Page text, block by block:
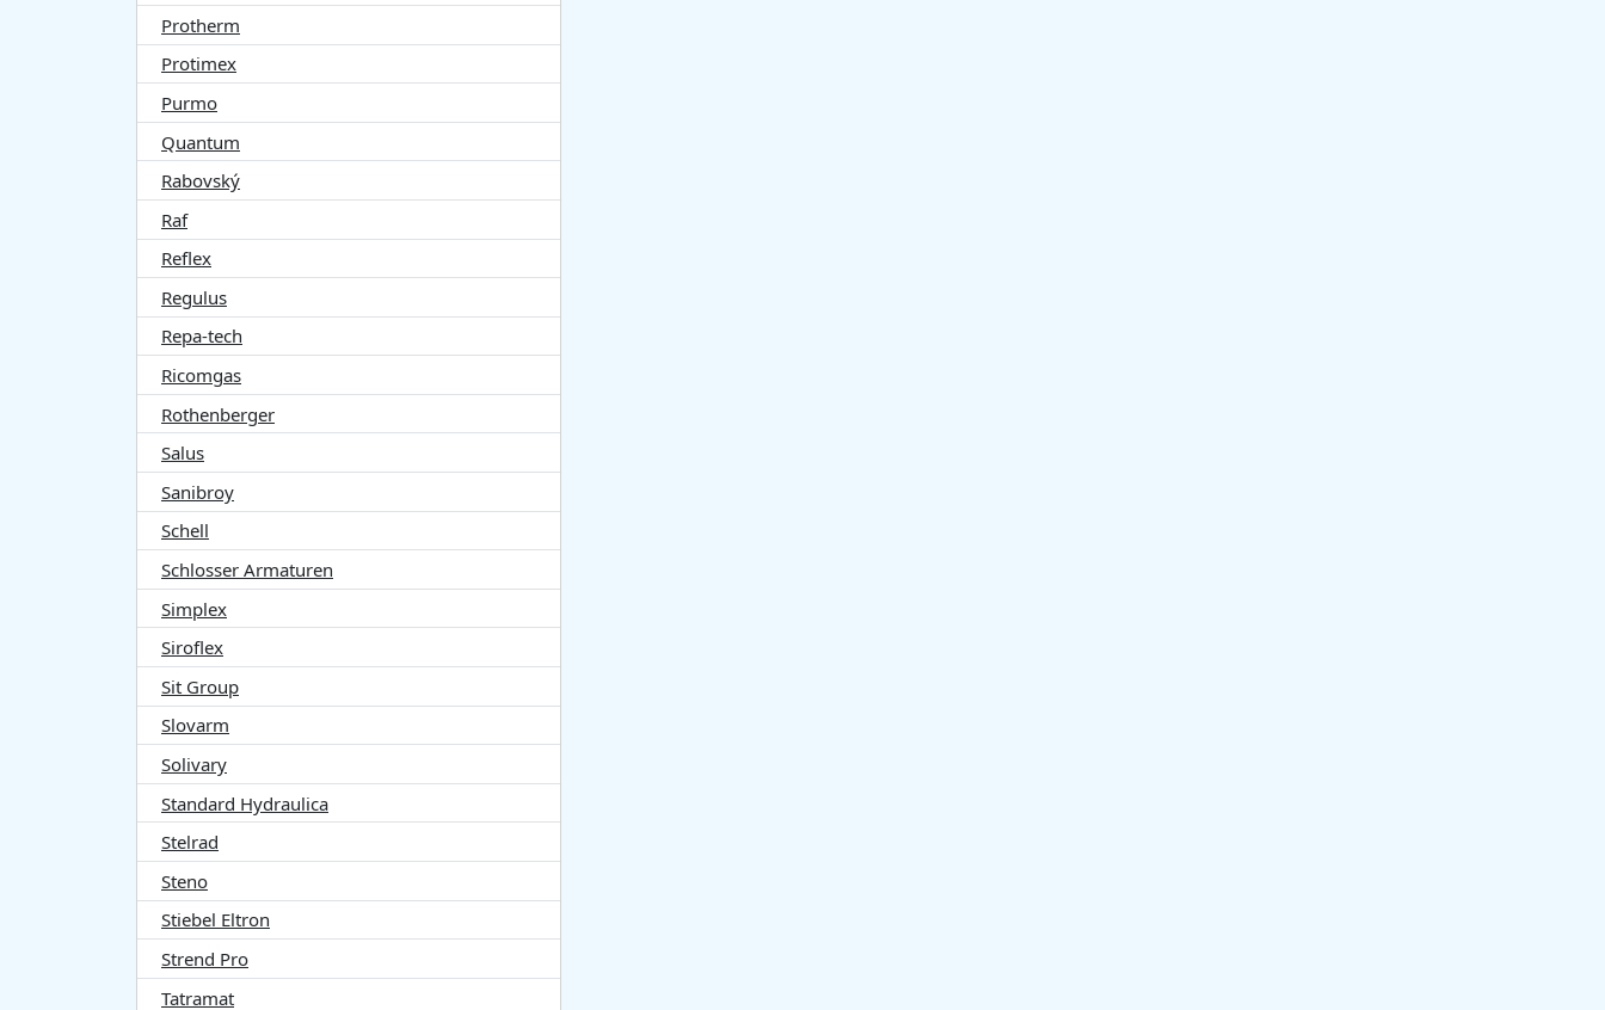
Protherm
Protimex
Purmo
Quantum
Rabovský
Raf
Reflex
Regulus
Repa-tech
Ricomgas
Rothenberger
Salus
Sanibroy
Schell
Schlosser Armaturen
Simplex
Siroflex
Sit Group
Slovarm
Solivary
Standard Hydraulica
Stelrad
Steno
Stiebel Eltron
Strend Pro
Tatramat